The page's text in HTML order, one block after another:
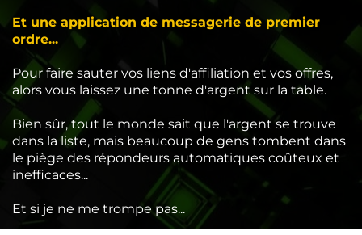
Et une application de messagerie de premier
ordre...
Pour faire sauter vos liens d'affiliation et vos offres,
alors vous laissez une tonne d'argent sur la table.
Bien sûr, tout le monde sait que l'argent se trouve
dans la liste, mais beaucoup de gens tombent dans
le piège des répondeurs automatiques coûteux et
inefficaces...
Et si je ne me trompe pas...